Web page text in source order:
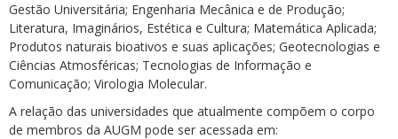
Gestão Universitária; Engenharia Mecânica e de Produção;
Literatura, Imaginários, Estética e Cultura; Matemática Aplicada;
Produtos naturais bioativos e suas aplicações; Geotecnologias e
Ciências Atmosféricas; Tecnologias de Informação e
Comunicação; Virologia Molecular.
A relação das universidades que atualmente compõem o corpo
de membros da AUGM pode ser acessada em: